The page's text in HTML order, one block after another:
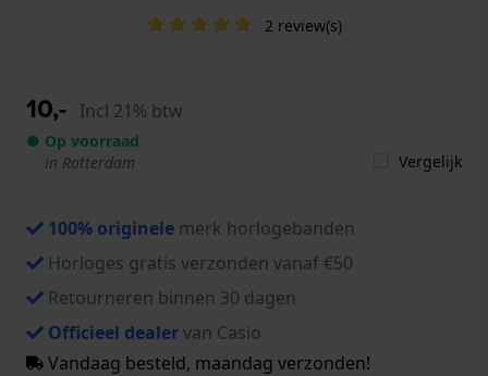
2 review(s)
10,- Incl 21% btw
● Op voorraad
in Rotterdam
Vergelijk
100% originele merk horlogebanden
Horloges gratis verzonden vanaf €50
Retourneren binnen 30 dagen
Officieel dealervan Casio
Vandaag besteld, maandag verzonden!